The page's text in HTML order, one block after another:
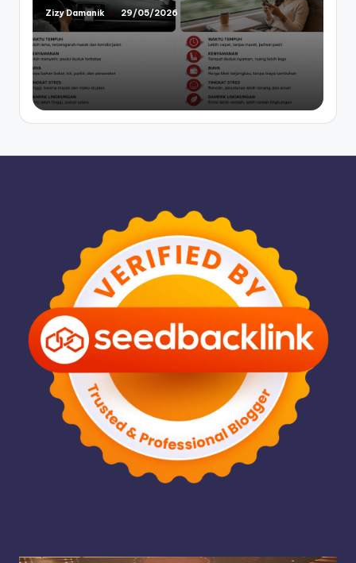
Posted
by
Zizy Damanik 29/05/2026